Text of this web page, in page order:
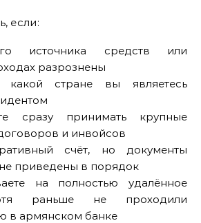
если:
источника средств или
разрознены
какой стране вы являетесь
сразу принимать крупные
и инвойсов
счёт, но документы
приведены в порядок
на полностью удалённое
раньше не проходили
в армянском банке